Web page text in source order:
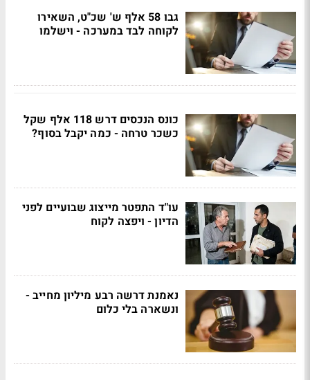
גבו 58 אלף ש' שכ"ט, השאירו
לקוחה לבד במערכה - וישלמו
כונס הנכסים דרש 118 אלף שקל
כשכר טרחה - כמה יקבל בסוף?
עו"ד התפטר מייצוג שבועיים לפני
הדיון - ויפצה לקוח
נאמנת דרשה רבע מיליון מחייב -
ונשארה בלי כלום